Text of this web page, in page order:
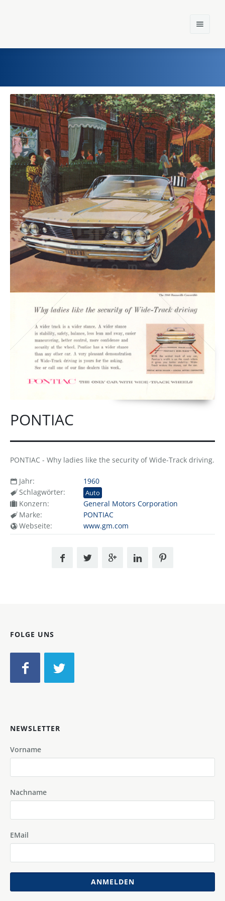
Home
Einst und Heute
Marken
Konzerne
Epoche
PONTIAC
PONTIAC - Why ladies like the security of Wide-Track driving.
Jahr:
1960
Schlagwörter:
Auto
Konzern:
General Motors Corporation
Marke:
PONTIAC
Webseite:
www.gm.com
FOLGE UNS
NEWSLETTER
Vorname
Nachname
EMail
ANMELDEN